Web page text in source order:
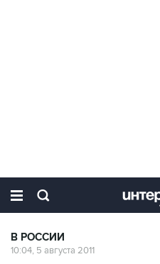
В РОССИИ
10:04, 5 августа 2011